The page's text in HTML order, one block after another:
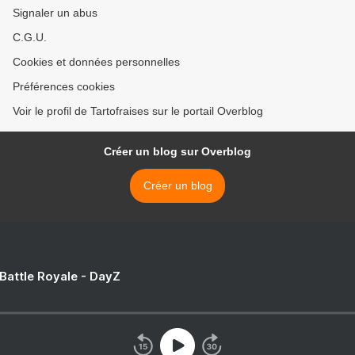
Signaler un abus
C.G.U.
Cookies et données personnelles
Préférences cookies
Voir le profil de Tartofraises sur le portail Overblog
Créer un blog sur Overblog
Créer un blog
Royale - DayZ